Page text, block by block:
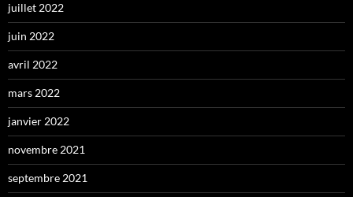
juillet 2022
juin 2022
avril 2022
mars 2022
janvier 2022
novembre 2021
septembre 2021